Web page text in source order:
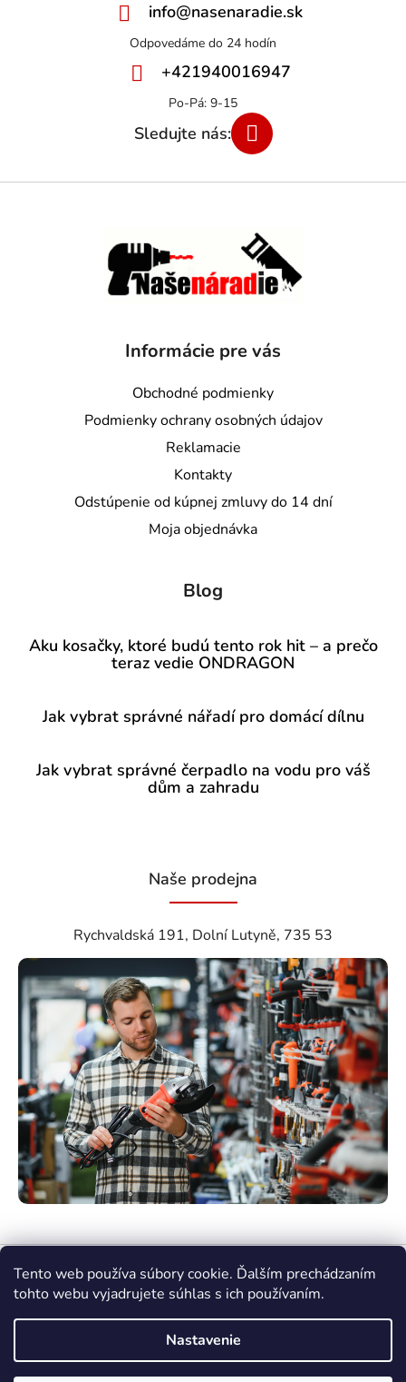
Tento web používa súbory cookie. Ďalším prechádzaním
tohto webu vyjadrujete súhlas s ich používaním.
Nastavenie
info@nasenaradie.sk
+421940016947
Informácie pre vás
Obchodné podmienky
Podmienky ochrany osobných údajov
Reklamacie
Kontakty
Odstúpenie od kúpnej zmluvy do 14 dní
Moja objednávka
Blog
Aku kosačky, ktoré budú tento rok hit – a prečo
teraz vedie ONDRAGON
Jak vybrat správné nářadí pro domácí dílnu
Jak vybrat správné čerpadlo na vodu pro váš
dům a zahradu
Naše prodejna
Rychvaldská 191, Dolní Lutyně, 735 53